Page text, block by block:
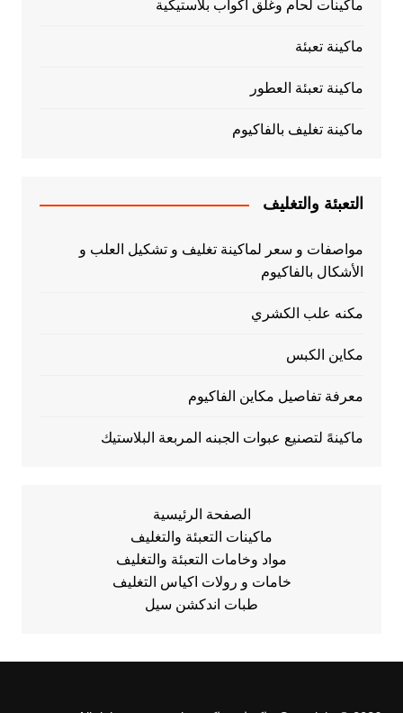
ماكينات لحام وغلق اكواب بلاستيكية
ماكينة تعبئة
ماكينة تعبئة العطور
ماكينة تغليف بالفاكيوم
التعبئة والتغليف
مواصفات و سعر لماكينة تغليف و تشكيل العلب و
الأشكال بالفاكيوم
مكنه علب الكشري
مكاين الكبس
معرفة تفاصيل مكاين الفاكيوم
ماكينهً لتصنيع عبوات الجبنه المربعة البلاستيك
الصفحة الرئيسية
ماكينات التعبئة والتغليف
مواد وخامات التعبئة والتغليف
خامات و رولات اكياس التغليف
طبات اندكشن سيل